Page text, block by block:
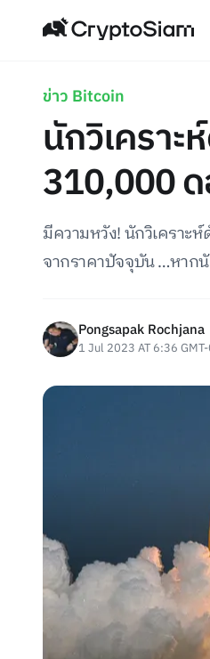
ข่าว Bitcoin
นักวิเคราะ
310,000
มีความหวัง! นักวิเคราะ
จากราคาปัจจุบัน …หาก
Pongsapak Rochjana
1 Jul 2023 AT 6:36